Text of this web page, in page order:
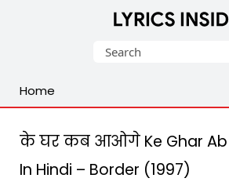
Malayalam,
English,
Songs
Search
Home
के घर कब आओगे Ke Ghar Ab
In Hindi – Border (1997)